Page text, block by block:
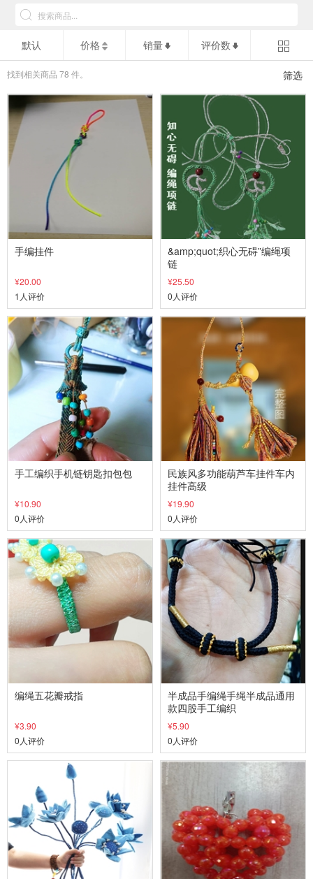
默认 价格 销量 评价数
找到相关商品 78 件。 筛选
手编挂件
¥20.00
1人评价
&amp;quot;织心无碍”编绳项
链
¥25.50
0人评价
手工编织手机链钥匙扣包包
¥10.90
0人评价
民族风多功能葫芦车挂件车内
挂件高级
¥19.90
0人评价
编绳五花瓣戒指
¥3.90
0人评价
半成品手编绳手绳半成品通用
款四股手工编织
¥5.90
0人评价